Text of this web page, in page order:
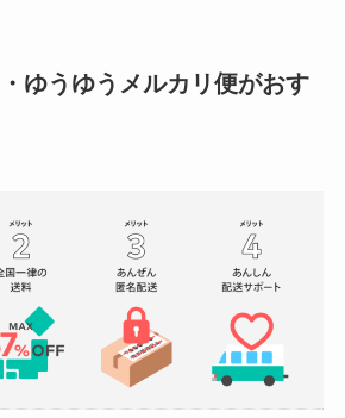
ゆうゆうメルカリ便がおす